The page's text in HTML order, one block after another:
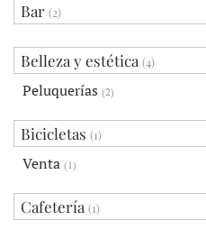
Bar (2)
Belleza y estética (4)
Peluquerías (2)
Bicicletas (1)
Venta (1)
Cafetería (1)